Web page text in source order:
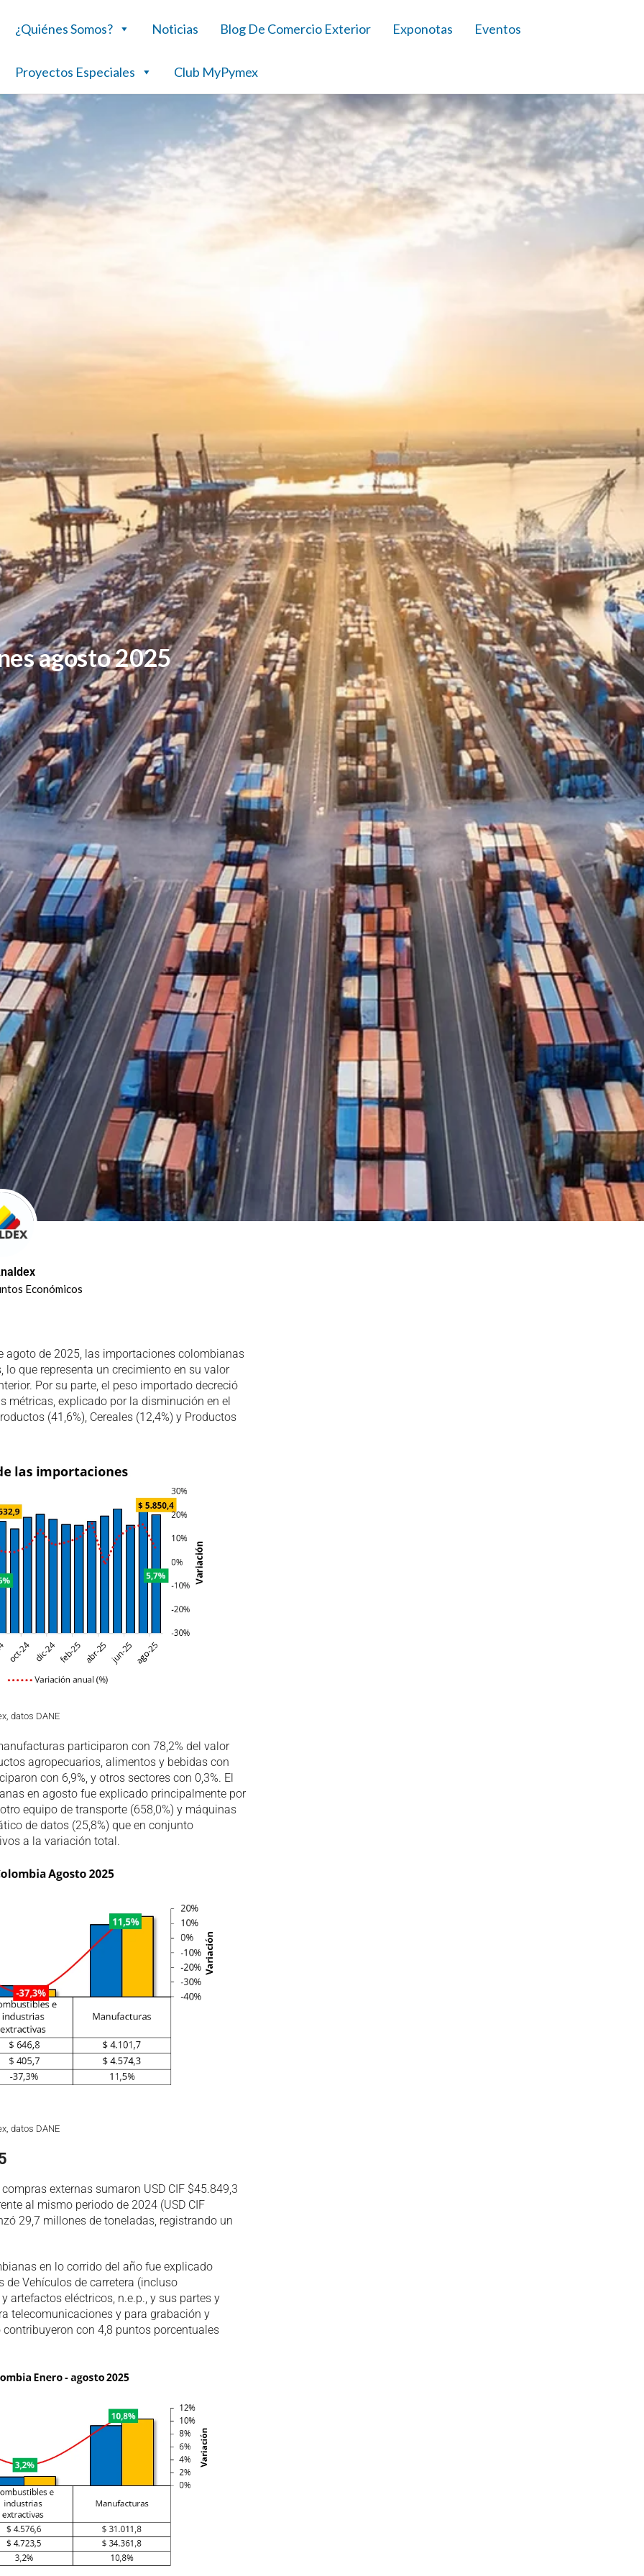
¿Quiénes Somos? Noticias Blog De Comercio Exterior Exponotas Eventos
Proyectos Especiales Club MyPymex
agosto 2025
Económicos
agoto de 2025, las importaciones colombianas
lo que representa un crecimiento en su valor
Por su parte, el peso importado decreció
métricas, explicado por la disminución en el
(41,6%), Cereales (12,4%) y Productos
datos DANE
participaron con 78,2% del valor
agropecuarios, alimentos y bebidas con
con 6,9%, y otros sectores con 0,3%. El
en agosto fue explicado principalmente por
equipo de transporte (658,0%) y máquinas
de datos (25,8%) que en conjunto
a la variación total.
datos DANE
externas sumaron USD CIF $45.849,3
al mismo periodo de 2024 (USD CIF
29,7 millones de toneladas, registrando un
en lo corrido del año fue explicado
Vehículos de carretera (incluso
artefactos eléctricos, n.e.p., y sus partes y
telecomunicaciones y para grabación y
con 4,8 puntos porcentuales